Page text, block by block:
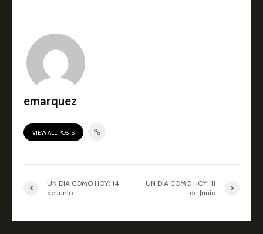
emarquez
VIEW ALL POSTS
UN DÍA COMO HOY: 14
de Junio
UN DÍA COMO HOY: 11
de Junio